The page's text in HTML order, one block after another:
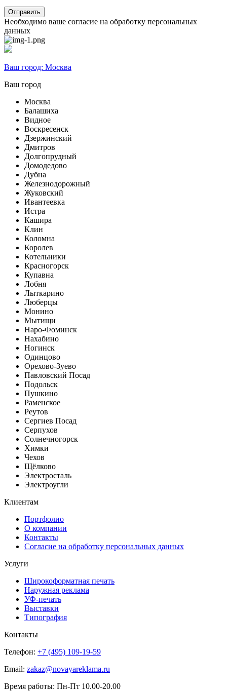
Необходимо ваше согласие на обработку персональных
данных
Ваш город: Москва
Ваш город
Москва
Балашиха
Видное
Воскресенск
Дзержинский
Дмитров
Долгопрудный
Домодедово
Дубна
Железнодорожный
Жуковский
Ивантеевка
Истра
Кашира
Клин
Коломна
Королев
Котельники
Красногорск
Купавна
Лобня
Лыткарино
Люберцы
Монино
Мытищи
Наро-Фоминск
Нахабино
Ногинск
Одинцово
Орехово-Зуево
Павловский Посад
Подольск
Пушкино
Раменское
Реутов
Сергиев Посад
Серпухов
Солнечногорск
Химки
Чехов
Щёлково
Электросталь
Электроугли
Клиентам
Портфолио
О компании
Контакты
Согласие на обработку персональных данных
Услуги
Широкоформатная печать
Наружная реклама
УФ-печать
Выставки
Типография
Контакты
Телефон: +7 (495) 109-19-59
Email: zakaz@novayareklama.ru
Время работы: Пн-Пт 10.00-20.00